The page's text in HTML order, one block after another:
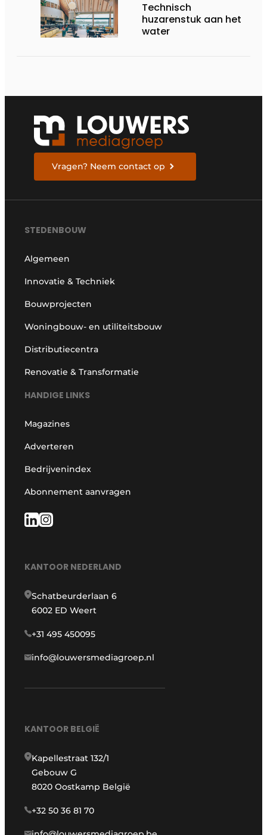
Technisch
huzarenstuk aan het
water
Vragen? Neem contact op
STEDENBOUW
Algemeen
Innovatie & Techniek
Bouwprojecten
Woningbouw- en utiliteitsbouw
Distributiecentra
Renovatie & Transformatie
HANDIGE LINKS
Magazines
Adverteren
Bedrijvenindex
Abonnement aanvragen
KANTOOR NEDERLAND
Schatbeurderlaan 6
6002 ED Weert
+31 495 450095
info@louwersmediagroep.nl
KANTOOR BELGIË
Kapellestraat 132/1
Gebouw G
8020 Oostkamp België
+32 50 36 81 70